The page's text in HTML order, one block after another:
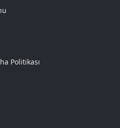
anlaşıldı.
mı konusunda
konuştuk ve
Gaziler